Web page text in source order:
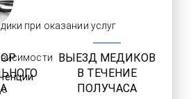
при оказании услуг
ВЫЕЗД МЕДИКОВ
В ТЕЧЕНИЕ
ПОЛУЧАСА